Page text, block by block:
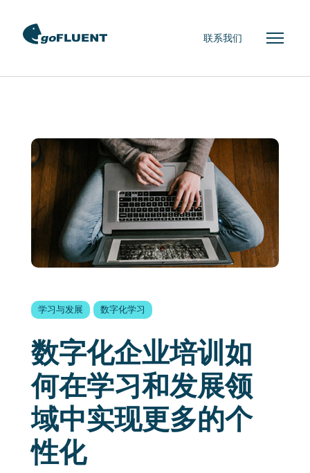
联系我们
学习与发展 数字化学习
数字化企业培训如
何在学习和发展领
域中实现更多的个
性化